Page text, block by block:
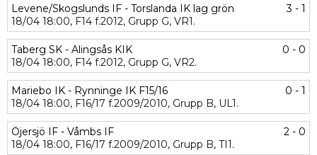
Levene/Skogslunds IF - Torslanda IK lag grön
3 - 1
18/04 18:00, F14 f.2012, Grupp G, VR1.
Taberg SK - Alingsås KIK
0 - 0
18/04 18:00, F14 f.2012, Grupp G, VR2.
Mariebo IK - Rynninge IK F15/16
0 - 1
18/04 18:00, F16/17 f.2009/2010, Grupp B, UL1.
Öjersjö IF - Våmbs IF
2 - 0
18/04 18:00, F16/17 f.2009/2010, Grupp B, TI1.